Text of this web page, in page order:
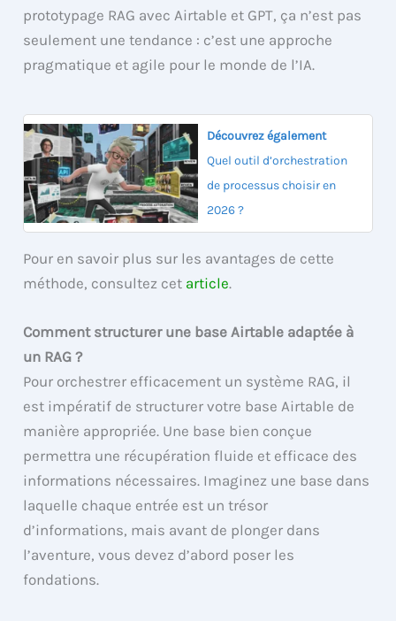
prototypage RAG avec Airtable et GPT, ça n’est pas
seulement une tendance : c’est une approche
pragmatique et agile pour le monde de l’IA.
Découvrez également
Quel outil d’orchestration
de processus choisir en
2026 ?
Pour en savoir plus sur les avantages de cette
méthode, consultez cet article.
Comment structurer une base Airtable adaptée à
un RAG ?
Pour orchestrer efficacement un système RAG, il
est impératif de structurer votre base Airtable de
manière appropriée. Une base bien conçue
permettra une récupération fluide et efficace des
informations nécessaires. Imaginez une base dans
laquelle chaque entrée est un trésor
d’informations, mais avant de plonger dans
l’aventure, vous devez d’abord poser les
fondations.